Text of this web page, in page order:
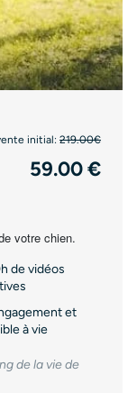
initial: 219.00€
59.00 €
votre chien.
de vidéos
et
à vie
de la vie de